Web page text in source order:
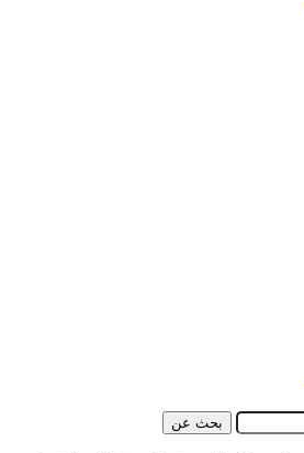
بحث عن